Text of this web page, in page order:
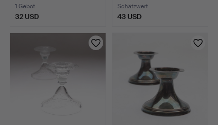
1 Gebot
32 USD
Schätzwert
43 USD